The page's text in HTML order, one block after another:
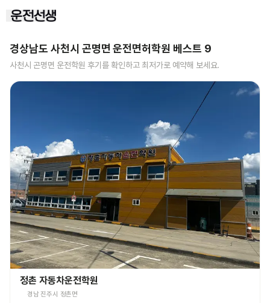
경상남도 사천시 곤명면 운전면허학원 베스트 9
사천시 곤명면 운전학원 후기를 확인하고 최저가로 예약해 보세요.
정촌 자동차운전학원
경남 진주시 정촌면